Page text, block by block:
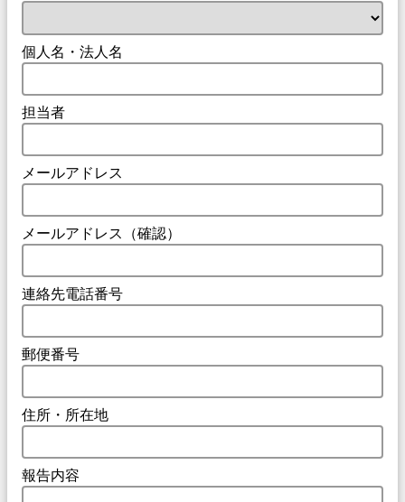
個人名・法人名
担当者
メールアドレス
メールアドレス（確認）
連絡先電話番号
郵便番号
住所・所在地
報告内容